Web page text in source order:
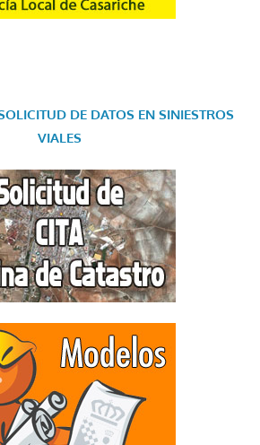
DE DATOS EN SINIESTROS
VIALES